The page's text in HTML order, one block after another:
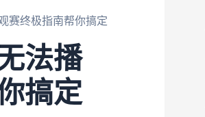
赛终极指南帮你搞定
法播
搞定